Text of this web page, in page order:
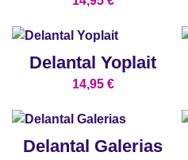
Delantal Yoplait
14,95 €
Delantal Galerias